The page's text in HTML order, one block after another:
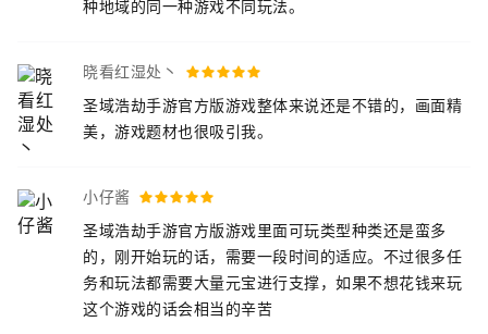
种地域的同一种游戏不同玩法。
晓看红湿处丶
圣域浩劫手游官方版游戏整体来说还是不错的，画面精
美，游戏题材也很吸引我。
小仔酱
圣域浩劫手游官方版游戏里面可玩类型种类还是蛮多
的，刚开始玩的话，需要一段时间的适应。不过很多任
务和玩法都需要大量元宝进行支撑，如果不想花钱来玩
这个游戏的话会相当的辛苦